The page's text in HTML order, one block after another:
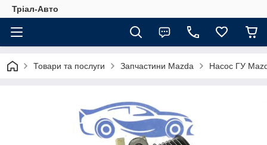
Тріал-Авто
Товари та послуги Запчастини Mazda Насос ГУ